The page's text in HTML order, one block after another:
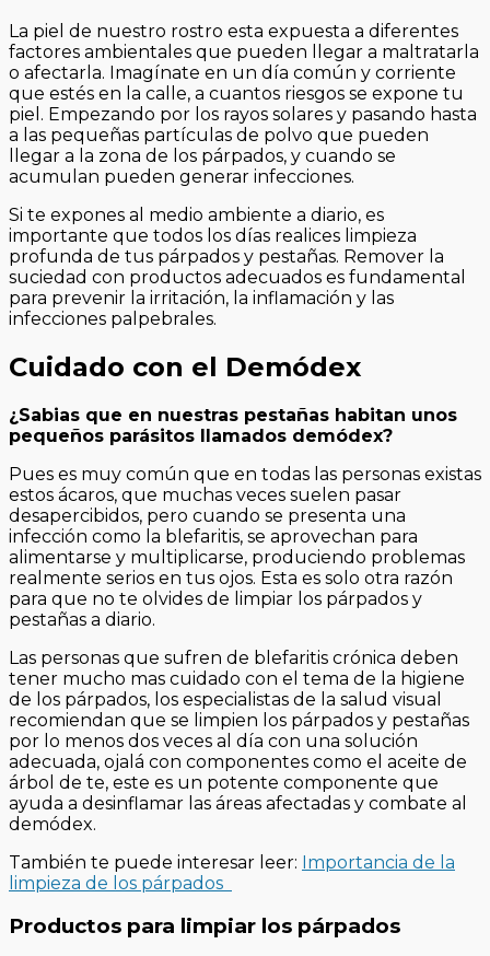
La piel de nuestro rostro esta expuesta a diferentes
factores ambientales que pueden llegar a maltratarla
o afectarla. Imagínate en un día común y corriente
que estés en la calle, a cuantos riesgos se expone tu
piel. Empezando por los rayos solares y pasando hasta
a las pequeñas partículas de polvo que pueden
llegar a la zona de los párpados, y cuando se
acumulan pueden generar infecciones.
Si te expones al medio ambiente a diario, es
importante que todos los días realices limpieza
profunda de tus párpados y pestañas. Remover la
suciedad con productos adecuados es fundamental
para prevenir la irritación, la inflamación y las
infecciones palpebrales.
Cuidado con el Demódex
¿Sabias que en nuestras pestañas habitan unos
pequeños parásitos llamados demódex?
Pues es muy común que en todas las personas existas
estos ácaros, que muchas veces suelen pasar
desapercibidos, pero cuando se presenta una
infección como la blefaritis, se aprovechan para
alimentarse y multiplicarse, produciendo problemas
realmente serios en tus ojos. Esta es solo otra razón
para que no te olvides de limpiar los párpados y
pestañas a diario.
Las personas que sufren de blefaritis crónica deben
tener mucho mas cuidado con el tema de la higiene
de los párpados, los especialistas de la salud visual
recomiendan que se limpien los párpados y pestañas
por lo menos dos veces al día con una solución
adecuada, ojalá con componentes como el aceite de
árbol de te, este es un potente componente que
ayuda a desinflamar las áreas afectadas y combate al
demódex.
También te puede interesar leer: Importancia de la
limpieza de los párpados
Productos para limpiar los párpados